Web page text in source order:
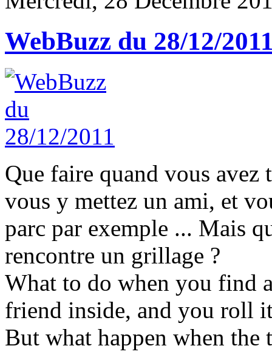
WebBuzz du 28/12/
Que faire quand vous
vous y mettez un ami, et
parc par exemple ... Mais
rencontre un grillage ?
What to do when you find
friend inside, and you roll
But what happen when the